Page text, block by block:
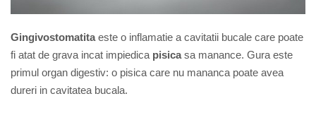
Gingivostomatitaeste o inflamatie a cavitatii bucale care poate
fi atat de grava incat impiedica pisicasa manance. Gura este
primul organ digestiv: o pisica care nu mananca poate avea
dureri in cavitatea bucala.